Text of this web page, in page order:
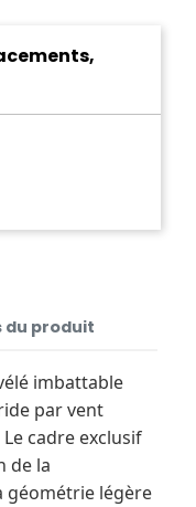
du produit
imbattable
par vent
cadre exclusif
de la
géométrie légère